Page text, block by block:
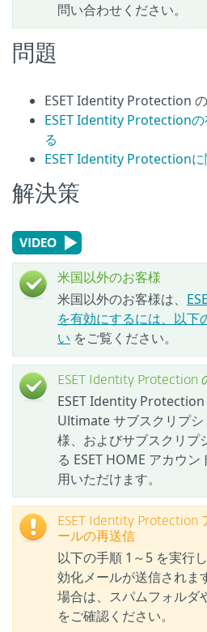
問い合わせください。
問題
ESET Identity Protection
ESET Identity Protection
る
ESET Identity Protection
解決策
米国以外のお客様
米国以外のお客様は、
を有効にするには、以下
い をご覧ください。
ESET Identity Protection
ESET Identity Protection
Ultimate サブスクリプ
様、およびサブスクリプ
る ESET HOME アカウ
用いただけます。
ESET Identity Protection
ールの再送信
以下の手順 1～5 を実行
効化メールが送信されま
場合は、スパムフォルダ
をご確認ください。